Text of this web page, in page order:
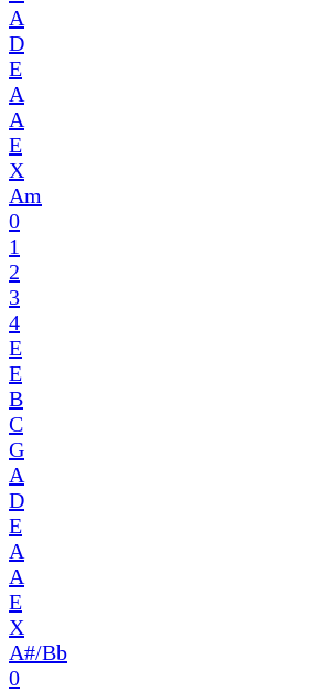
A
D
E
A
A
E
X
Am
0
1
2
3
4
E
E
B
C
G
A
D
E
A
A
E
X
A#/Bb
0